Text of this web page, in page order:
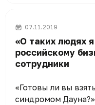
07.11.2019
«О таких людях
российскому
сотрудники
«Готовы ли вы
синдромом